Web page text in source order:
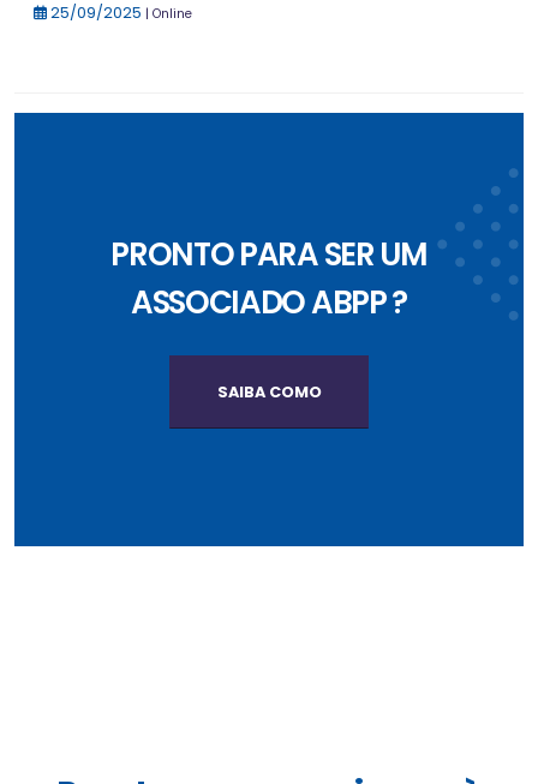
25/09/2025 | Online
PRONTO PARA SER UM
ASSOCIADO ABPP ?
SAIBA COMO